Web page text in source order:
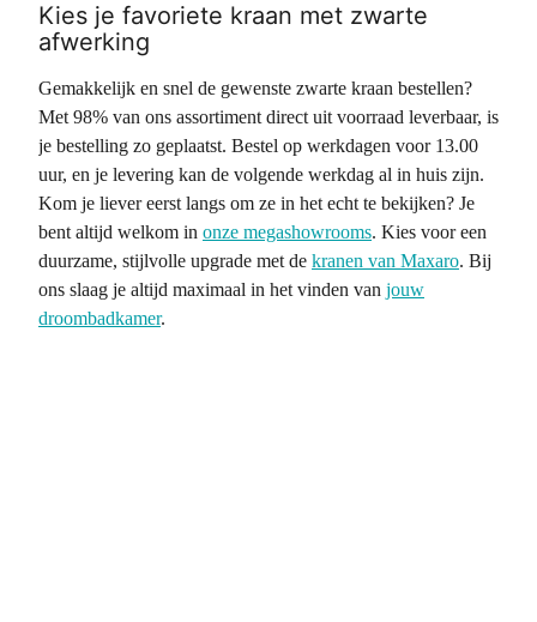
Kies je favoriete kraan met zwarte
afwerking
Gemakkelijk en snel de gewenste zwarte kraan bestellen?
Met 98% van ons assortiment direct uit voorraad leverbaar, is
je bestelling zo geplaatst. Bestel op werkdagen voor 13.00
uur, en je levering kan de volgende werkdag al in huis zijn.
Kom je liever eerst langs om ze in het echt te bekijken? Je
bent altijd welkom in onze megashowrooms. Kies voor een
duurzame, stijlvolle upgrade met de kranen van Maxaro. Bij
ons slaag je altijd maximaal in het vinden van jouw
droombadkamer.